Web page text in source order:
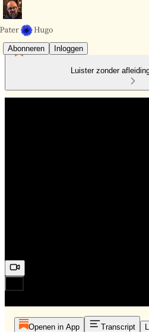
Abonneren Inloggen
Luister zonder
Openen in App Transcript